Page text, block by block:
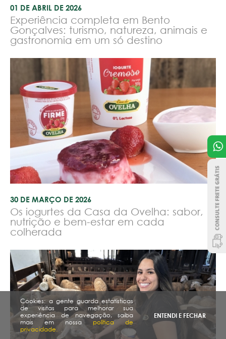
01 DE ABRIL DE 2026
Experiência completa em Bento
Gonçalves: turismo, natureza, animais e
gastronomia em um só destino
30 DE MARÇO DE 2026
Os iogurtes da Casa da Ovelha: sabor,
nutrição e bem-estar em cada
colherada
Cookies: a gente guarda estatísticas
de visitas para melhorar sua
experiência de navegação, saiba
mais em nossa política de
privacidade.
ENTENDI E FECHAR